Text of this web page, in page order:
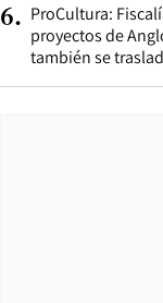
6. ProCultura:
proyectos de
también se